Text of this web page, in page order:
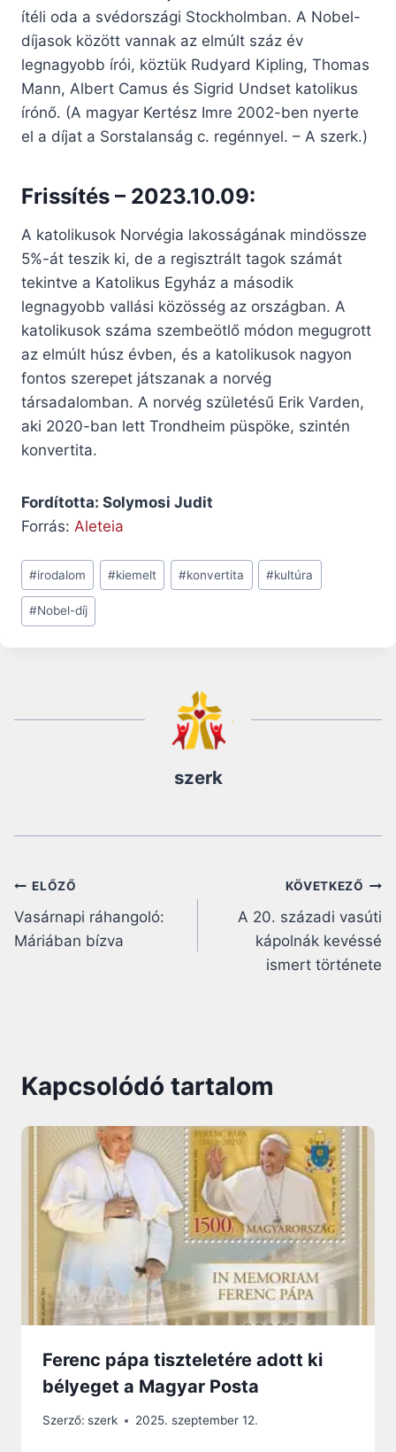
ítéli oda a svédországi Stockholmban. A Nobel-
díjasok között vannak az elmúlt száz év
legnagyobb írói, köztük Rudyard Kipling, Thomas
Mann, Albert Camus és Sigrid Undset katolikus
írónő. (A magyar Kertész Imre 2002-ben nyerte
el a díjat a Sorstalanság c. regénnyel. – A szerk.)
Frissítés – 2023.10.09:
A katolikusok Norvégia lakosságának mindössze
5%-át teszik ki, de a regisztrált tagok számát
tekintve a Katolikus Egyház a második
legnagyobb vallási közösség az országban. A
katolikusok száma szembeötlő módon megugrott
az elmúlt húsz évben, és a katolikusok nagyon
fontos szerepet játszanak a norvég
társadalomban. A norvég születésű Erik Varden,
aki 2020-ban lett Trondheim püspöke, szintén
konvertita.
Fordította: Solymosi Judit
Forrás: Aleteia
Post
Tags:
#irodalom #kiemelt #konvertita #kultúra
#Nobel-díj
szerk
Bejegyzés
navigáció
ELŐZŐ
Vasárnapi ráhangoló:
Máriában bízva
KÖVETKEZŐ
A 20. századi vasúti
kápolnák kevéssé
ismert története
Kapcsolódó tartalom
Ferenc pápa tiszteletére adott ki
bélyeget a Magyar Posta
Szerző: szerk 2025. szeptember 12.